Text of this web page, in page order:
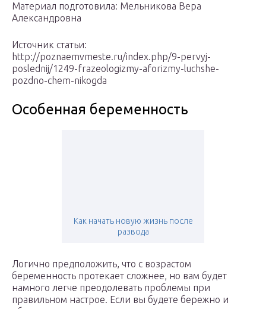
Материал подготовила: Мельникова Вера
Александровна
Источник статьи:
http://poznaemvmeste.ru/index.php/9-pervyj-
poslednij/1249-frazeologizmy-aforizmy-luchshe-
pozdno-chem-nikogda
Особенная беременность
Как начать новую жизнь после
развода
Логично предположить, что с возрастом
беременность протекает сложнее, но вам будет
намного легче преодолевать проблемы при
правильном настрое. Если вы будете бережно и